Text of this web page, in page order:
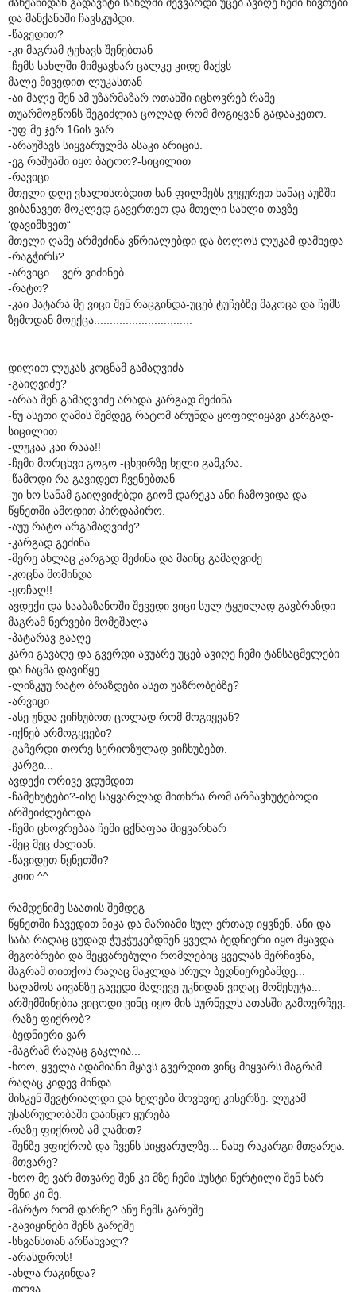
და მანქანაში ჩავსკუპდი.
-წავედით?
-კი მაგრამ ტეხავს შენებთან
-ჩემს სახლში მიმყავხარ ცალკე კიდე მაქვს
მალე მივედით ლუკასთან
-აი მალე შენ ამ უზარმაზარ ოთახში იცხოვრებ რამე
თუარმოგწონს შეგიძლია ცოლად რომ მოგიყვან გადააკეთო.
-უფ მე ჯერ 16ის ვარ
-არაუშავს სიყვარულმა ასაკი არიცის.
-ეგ რაშუაში იყო ბატოო?-სიცილით
-რავიცი
მთელი დღე ვხალისობდით ხან ფილმებს ვუყურეთ ხანაც აუზში
ვიბანავეთ მოკლედ გავერთეთ და მთელი სახლი თავზე
‘დავიმხვეთ“
მთელი ღამე არმეძინა ვწრიალებდი და ბოლოს ლუკამ დამხედა
-რაგჭირს?
-არვიცი... ვერ ვიძინებ
-რატო?
-კაი პატარა მე ვიცი შენ რაცგინდა-უცებ ტუჩებზე მაკოცა და ჩემს
ზემოდან მოექცა...............................
დილით ლუკას კოცნამ გამაღვიძა
-გაიღვიძე?
-არაა შენ გამაღვიძე არადა კარგად მეძინა
-ნუ ასეთი ღამის შემდეგ რატომ არუნდა ყოფილიყავი კარგად-
სიცილით
-ლუკაა კაი რააა!!
-ჩემი მორცხვი გოგო -ცხვირზე ხელი გამკრა.
-წამოდი რა გავიდეთ ჩვენებთან
-უი ხო სანამ გაიღვიძებდი გიომ დარეკა ანი ჩამოვიდა და
წყნეთში ამოდით პირდაპირო.
-აუუ რატო არგამაღვიძე?
-კარგად გეძინა
-მერე ახლაც კარგად მეძინა და მაინც გამაღვიძე
-კოცნა მომინდა
-ყოჩაღ!!
ავდექი და სააბაზანოში შევედი ვიცი სულ ტყუილად გავბრაზდი
მაგრამ ნერვები მომეშალა
-პატარავ გააღე
კარი გავაღე და გვერდი ავუარე უცებ ავიღე ჩემი ტანსაცმელები
და ჩაცმა დავიწყე.
-ლიზკუუ რატო ბრაზდები ასეთ უაზრობებზე?
-არვიცი
-ასე უნდა ვიჩხუბოთ ცოლად რომ მოგიყვან?
-იქნებ არმოგყვები?
-გაჩერდი თორე სერიოზულად ვიჩხუბებთ.
-კარგი...
ავდექი ორივე ვდუმდით
-ჩამეხუტები?-ისე საყვარლად მითხრა რომ არჩავხუტებოდი
არშეიძლებოდა
-ჩემი ცხოვრებაა ჩემი ცქნაფაა მიყვარხარ
-მეც მეც ძალიან.
-წავიდეთ წყნეთში?
-კიიი ^^
რამდენიმე საათის შემდეგ
წყნეთში ჩავედით ნიკა და მარიამი სულ ერთად იყვნენ. ანი და
საბა რაღაც ცუდად ჭუკჭუკებდნენ ყველა ბედნიერი იყო მყავდა
მეგობრები და შეყვარებული რომლებიც ყველას მერჩივნა,
მაგრამ თითქოს რაღაც მაკლდა სრულ ბედნიერებამდე...
საღამოს აივანზე გავედი მალევე უკნიდან ვიღაც მომეხუტა...
არშემშინებია ვიცოდი ვინც იყო მის სურნელს ათასში გამოვრჩევ.
-რაზე ფიქრობ?
-ბედნიერი ვარ
-მაგრამ რაღაც გაკლია...
-ხოო, ყველა ადამიანი მყავს გვერდით ვინც მიყვარს მაგრამ
რაღაც კიდევ მინდა
მისკენ შევტრიალდი და ხელები მოვხვიე კისერზე. ლუკამ
უსასრულობაში დაიწყო ყურება
-რაზე ფიქრობ ამ ღამით?
-შენზე ვფიქრობ და ჩვენს სიყვარულზე... ნახე რაკარგი მთვარეა.
-მთვარე?
-ხოო მე ვარ მთვარე შენ კი მზე ჩემი სუსტი წერტილი შენ ხარ
შენი კი მე.
-მარტო რომ დარჩე? ანუ ჩემს გარეშე
-გავიყინები შენს გარეშე
-სხვანსთან არწახვალ?
-არასდროს!
-ახლა რაგინდა?
-თოვა